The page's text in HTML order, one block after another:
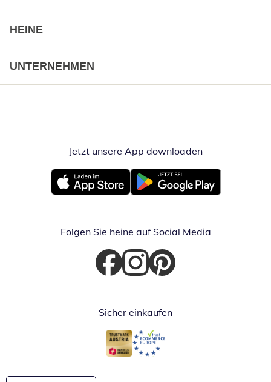
HEINE
UNTERNEHMEN
Jetzt unsere App downloadenÖffnet in
Öffnet in neuem FensterÖffnet in neuem Fenster
Folgen Sie heine auf Social Media
Öffnet in neuem Fenster
Öffnet in neuem Fenster
Öffnet in neuem Fenster
Sicher einkaufen
Öffnet in neuem Fenster
Öffnet in neuem Fenster